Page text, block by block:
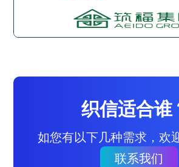
织信适合谁
如您有以下几种需求，欢
联系我们